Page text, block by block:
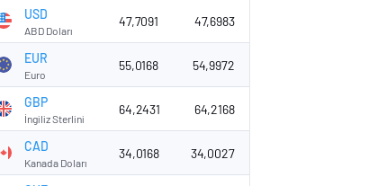
USD
ABD Doları
47,7091 47,6983
EUR
Euro
55,0168 54,9972
GBP
İngiliz Sterlini
64,2431 64,2168
CAD
Kanada Doları
34,0168 34,0027